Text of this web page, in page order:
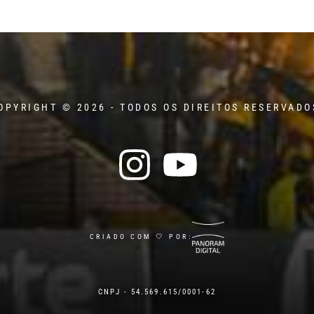
© 2026 - TODOS OS DIREITOS
CRIADO COM 🤍 POR:
CNPJ - 54.569.615/0001-62